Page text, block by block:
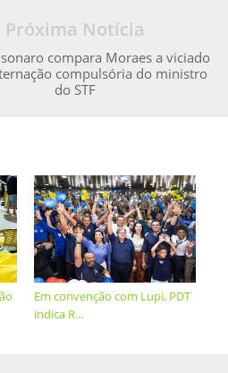
Próxima Notícia
compara Moraes a viciado
compulsória do ministro
do STF
Em convenção com Lupi, PDT
indica R...